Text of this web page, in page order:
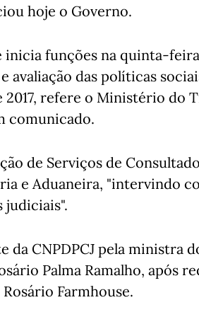
hoje o Governo.
inicia funções na quinta-
avaliação das políticas
refere o Ministério do
comunicado.
de Serviços de
e Aduaneira, "intervindo
judiciais".
da CNPDPCJ pela ministra
Palma Ramalho, após
Farmhouse.